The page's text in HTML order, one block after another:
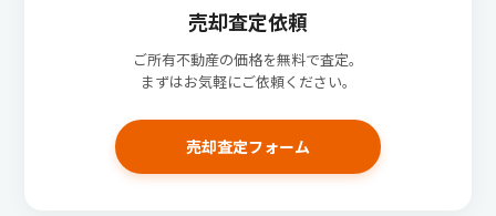
売却査定依頼
ご所有不動産の価格を無料で査定。
まずはお気軽にご依頼ください。
売却査定フォーム